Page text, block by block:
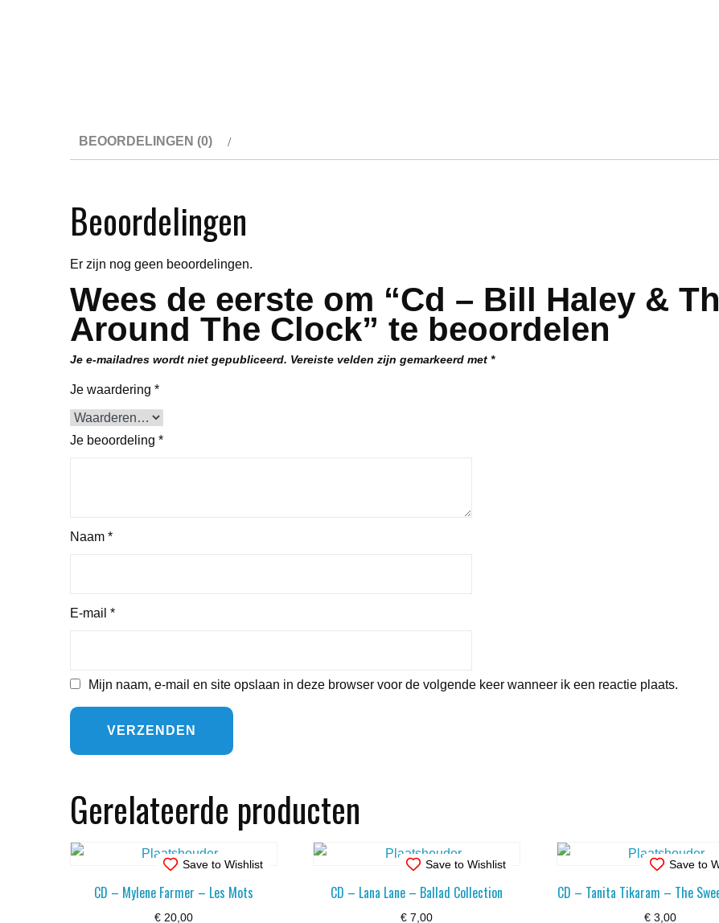
BEOORDELINGEN (0)
Beoordelingen
Er zijn nog geen beoordelingen.
Wees de eerste om “Cd – Bill Haley &
Around The Clock” te beoordelen
Je e-mailadres wordt niet gepubliceerd. Vereiste velden zijn gemarkeerd met *
Je waardering *
Je beoordeling *
Naam *
E-mail *
Mijn naam, e-mail en site opslaan in deze browser voor de volgende keer wanneer ik een reactie plaats.
Gerelateerde producten
Save to Wishlist
CD – Mylene Farmer – Les Mots
€20,00
Save to Wishlist
CD – Lana Lane – Ballad Collection
€ 7,00
Save to
CD – Tanita Tikaram – The
€3,00